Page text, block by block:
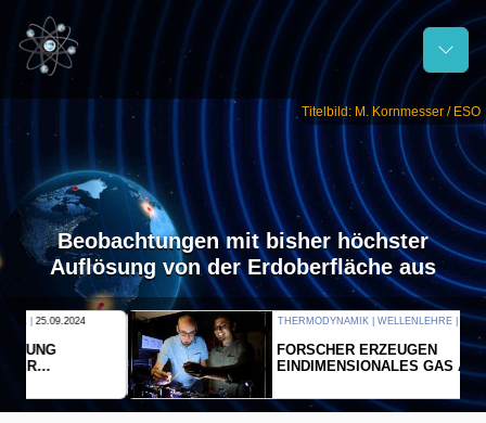
Titelbild: M. Kornmesser / ESO
Beobachtungen mit bisher höchster
Auflösung von der Erdoberfläche aus
THERMODYNAMIK | WELLENLEHRE | 23.09.2024
FORSCHER ERZEUGEN
EINDIMENSIONALES GAS AUS LICHT